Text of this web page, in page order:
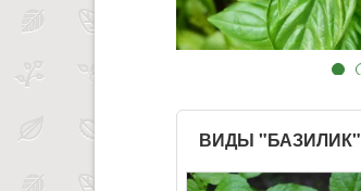
ВИДЫ "БАЗИЛИК"